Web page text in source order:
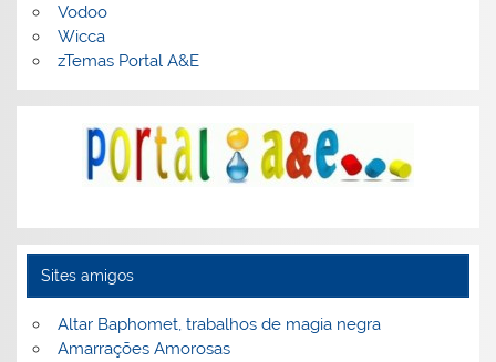
Vodoo
Wicca
zTemas Portal A&E
Sites amigos
Altar Baphomet, trabalhos de magia negra
Amarrações Amorosas